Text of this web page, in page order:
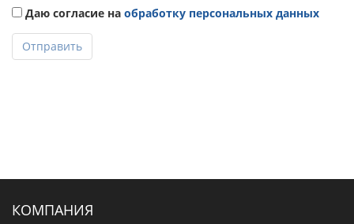
Даю согласие на обработку персональных данных
Отправить
КОМПАНИЯ